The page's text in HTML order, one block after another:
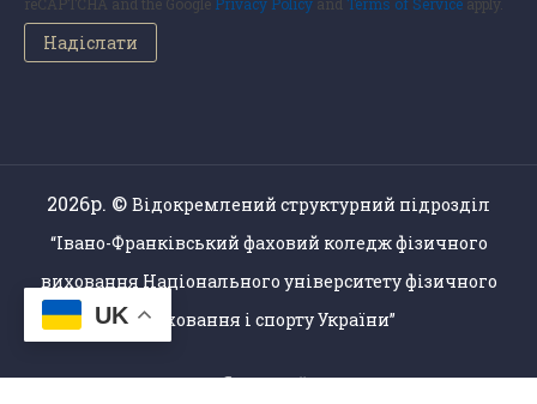
2026р. © Відокремлений структурний підрозділ
“Івано-Франківський фаховий коледж фізичного
виховання Національного університету фізичного
виховання і спорту України”
UK